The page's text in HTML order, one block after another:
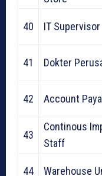
40 IT Supervisor
41 Dokter
42 Account
43
Continous
Staff
44 Warehouse